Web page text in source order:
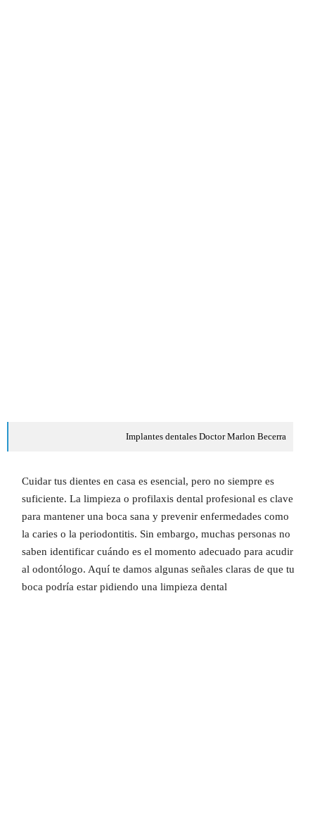
Implantes dentales Doctor Marlon Becerra
Cuidar tus dientes en casa es esencial, pero no siempre es
suficiente. La limpieza o profilaxis dental profesional es clave
para mantener una boca sana y prevenir enfermedades como
la caries o la periodontitis. Sin embargo, muchas personas no
saben identificar cuándo es el momento adecuado para acudir
al odontólogo. Aquí te damos algunas señales claras de que tu
boca podría estar pidiendo una limpieza dental